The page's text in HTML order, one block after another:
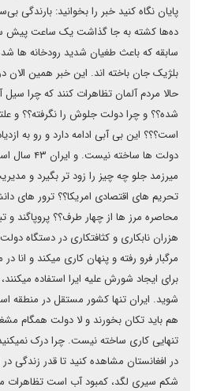
پایان نگاه کنید خبر را بخوانید: بارندگی
ده‌ها کشته به جا گذاشت یک ساعت پیش
بلژیک جان باخته اند. این خبر همین
شده؟؟ و چرا دولت جلوش را نگرفته؟؟ و
است؟؟؟ این بی آبی ادامه دارد و رو به
دولت ها
میرزمد جلو چه چیز را زود تر بگیرد و
تحریم های اقتصادی امریکا؟؟ ترور های
محاصره مرز ها از چهار طرف؟؟ پروپاگند و
هزران نابکاری و کثافتکاری در دستگاه
مرگبار فرو رفته و پنهان کاری میکند و انا
برای ایجاد شورش علیه ایرا استفاده
شوید. ایران تنها کشور مستقل در منطقه
هم باید تکان بخورند و لا دولت همگام
تنهایی کاری ساخته نیست. چرا درک
در افغانستان مشاهده کنید تا قدر زندگی در
شکم سیری لگد، کمبود آب است تظاهرات